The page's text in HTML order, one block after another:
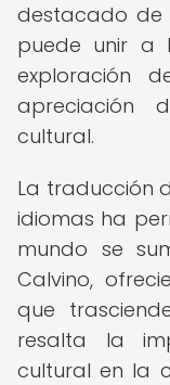
destacado de
puede unir a
exploración
apreciación
cultural.
La traducción
idiomas ha
mundo se
Calvino,
que
resalta la
cultural en la